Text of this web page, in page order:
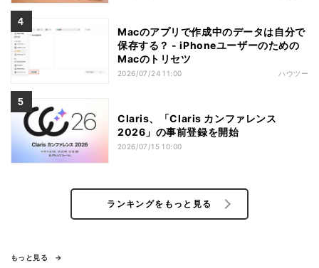
Macのアプリで作成中のデータは自分で
保存する？ - iPhoneユーザーのための
Macのトリセツ
2026/07/24 11:00 ハウツー
Claris、「Claris カンファレンス
2026」の事前登録を開始
2026/07/15 10:00
ランキングをもっと見る
もっと見る